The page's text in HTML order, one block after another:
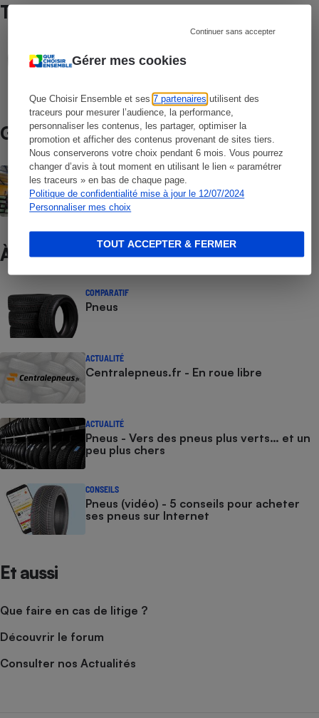
Gérer mes cookies
Que Choisir Ensemble et ses7 partenaires utilisent des
traceurs pour mesurer l’audience, la performance,
personnaliser les contenus, les partager, optimiser la
promotion et afficher des contenus provenant de sites tiers.
Nous conserverons votre choix pendant 6 mois. Vous pourrez
changer d’avis à tout moment en utilisant le lien « paramétrer
les traceurs » en bas de chaque page.
Politique de confidentialité mise à jour le 12/07/2024
Personnaliser mes choix
Continuer sans accepter
TOUT ACCEPTER & FERMER
Test
Pneus
Guide d’achat
Pneus - Les conseils à suivre pour
changer ses pneus
À ne pas manquer
COMPARATIF
Pneus
ACTUALITÉ
Centralepneus.fr - En roue libre
ACTUALITÉ
Pneus - Vers des pneus plus verts… et un
peu plus chers
CONSEILS
Pneus (vidéo) - 5 conseils pour acheter
ses pneus sur Internet
Et aussi
Que faire en cas de litige ?
Découvrir le forum
Consulter nos Actualités